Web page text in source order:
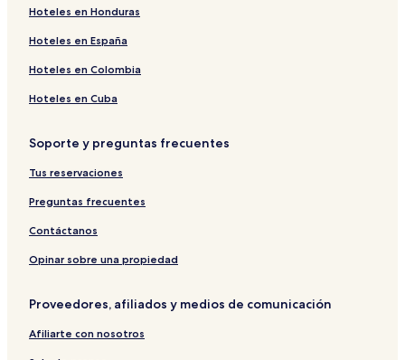
Hoteles que aceptan mascotas en Ushuaia
Hoteles 2 estrellas en Ushuaia
Ushuaia
Hoteles cerca de Montes Martial
Hoteles cerca de Hospital Regional de Ushuaia
Hoteles de lujo en Ushuaia
Hoteles en Honduras
Hoteles en España
Hoteles en Colombia
Hoteles en Cuba
Soporte y preguntas frecuentes
Tus reservaciones
Preguntas frecuentes
Contáctanos
Opinar sobre una propiedad
Proveedores, afiliados y medios de comunicación
Afiliarte con nosotros